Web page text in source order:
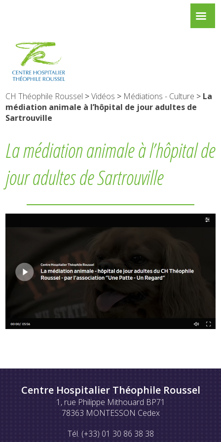
CH Théophile Roussel >Vidéos > Médiations - Culture > La
médiation animale à l’hôpital de jour adultes de
Sartrouville
La médiation animale à l’hôpital de
jour adultes de Sartrouville
Centre Hospitalier Théophile Roussel
1, rue Philippe Mithouard BP71
78363 MONTESSON Cedex
Tél. (+33) 01 30 86 38 38